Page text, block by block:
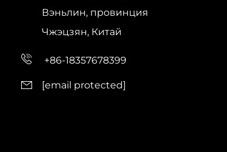
Вэньлин, провинция
Чжэцзян, Китай
+86-18357678399
[email protected]